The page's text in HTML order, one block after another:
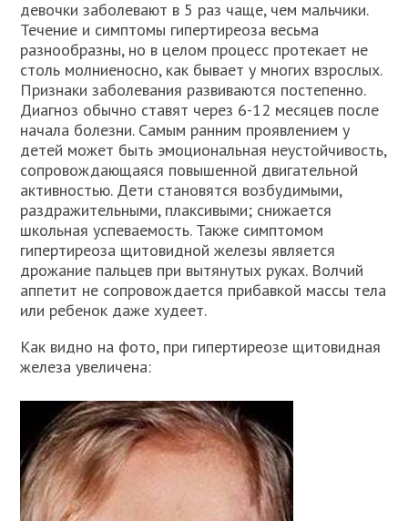
девочки заболевают в 5 раз чаще, чем мальчики.
Течение и симптомы гипертиреоза весьма
разнообразны, но в целом процесс протекает не
столь молниеносно, как бывает у многих взрослых.
Признаки заболевания развиваются постепенно.
Диагноз обычно ставят через 6-12 месяцев после
начала болезни. Самым ранним проявлением у
детей может быть эмоциональная неустойчивость,
сопровождающаяся повышенной двигательной
активностью. Дети становятся возбудимыми,
раздражительными, плаксивыми; снижается
школьная успеваемость. Также симптомом
гипертиреоза щитовидной железы является
дрожание пальцев при вытянутых руках. Волчий
аппетит не сопровождается прибавкой массы тела
или ребенок даже худеет.
Как видно на фото, при гипертиреозе щитовидная
железа увеличена: